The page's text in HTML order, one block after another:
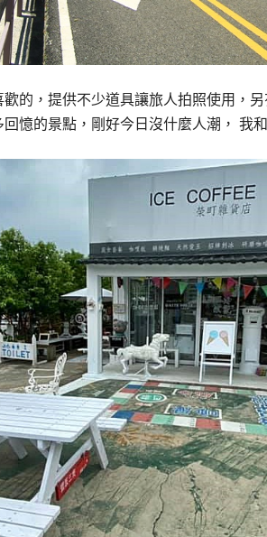
的，提供不少道具讓旅人拍照使用，
憶的景點，剛好今日沒什麼人潮， 我